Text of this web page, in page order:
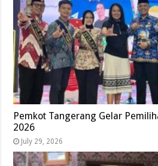
Pemkot Tangerang Gelar
2026
July 29, 2026